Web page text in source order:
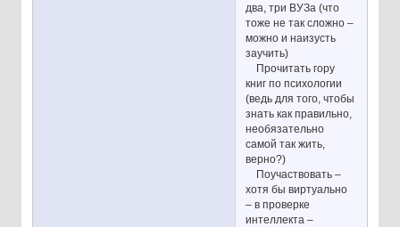
два, три ВУЗа (что
тоже не так сложно –
можно и наизусть
заучить)
Прочитать гору
книг по психологии
(ведь для того, чтобы
знать как правильно,
необязательно
самой так жить,
верно?)
Поучаствовать –
хотя бы виртуально
– в проверке
интеллекта –